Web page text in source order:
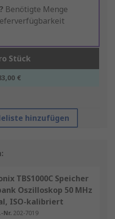
Benötigte Menge
Stück
€
hinzufügen
TBS1000C Speicher
Oszilloskop 50 MHz
ISO-kalibriert
Nr. 202-7019